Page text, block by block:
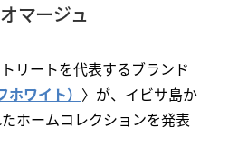
マージュ
リートを代表するブランド
ワイト） 〉が、イビサ島か
ホームコレクションを発表